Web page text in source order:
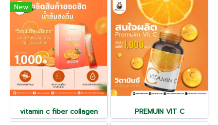
New
vitamin c fiber collagen PREMUIN VIT C